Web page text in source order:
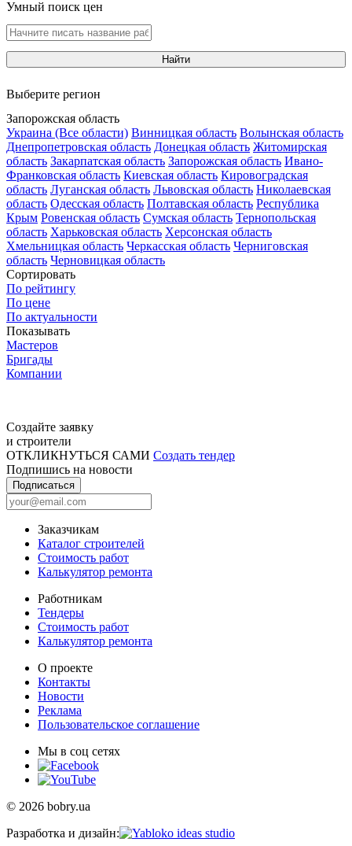
Умный поиск цен
Найти
Выберите регион
Запорожская область
Украина (Все области) Винницкая область Волынская область
Днепропетровская область Донецкая область Житомирская
область Закарпатская область Запорожская область Ивано-
Франковская область Киевская область Кировоградская
область Луганская область Львовская область Николаевская
область Одесская область Полтавская область Республика
Крым Ровенская область Сумская область Тернопольская
область Харьковская область Херсонская область
Хмельницкая область Черкасская область Черниговская
область Черновицкая область
Сортировать
По рейтингу
По цене
По актуальности
Показывать
Мастеров
Бригады
Компании
Создайте заявку
и строители
ОТКЛИКНУТЬСЯ САМИ Создать тендер
Подпишись на новости
Подписаться
Заказчикам
Каталог строителей
Стоимость работ
Калькулятор ремонта
Работникам
Тендеры
Стоимость работ
Калькулятор ремонта
О проекте
Контакты
Новости
Реклама
Пользовательское соглашение
Мы в соц сетях
© 2026 bobry.ua
Разработка и дизайн: